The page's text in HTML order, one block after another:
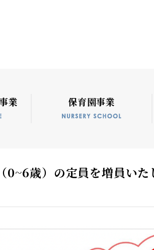
業 保育園事業
0~6歳）の定員を増員いた